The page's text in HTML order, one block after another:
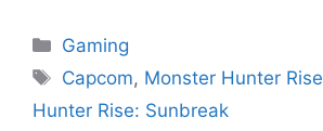
Categorie
Gaming
Tag
Capcom, Monster Hunter Rise
Hunter Rise: Sunbreak